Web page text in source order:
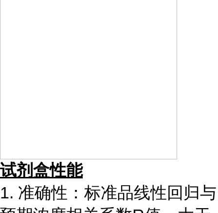
试剂盒性能
1. 准确性：标准品线性回归与